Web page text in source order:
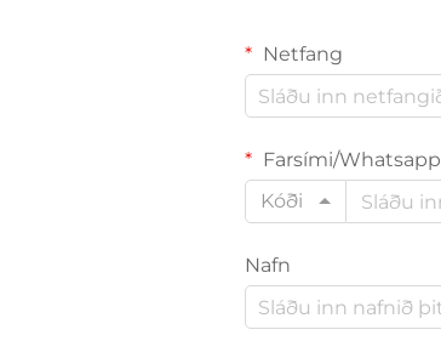
Netfang
Farsími/Whatsapp
Kóði
Nafn